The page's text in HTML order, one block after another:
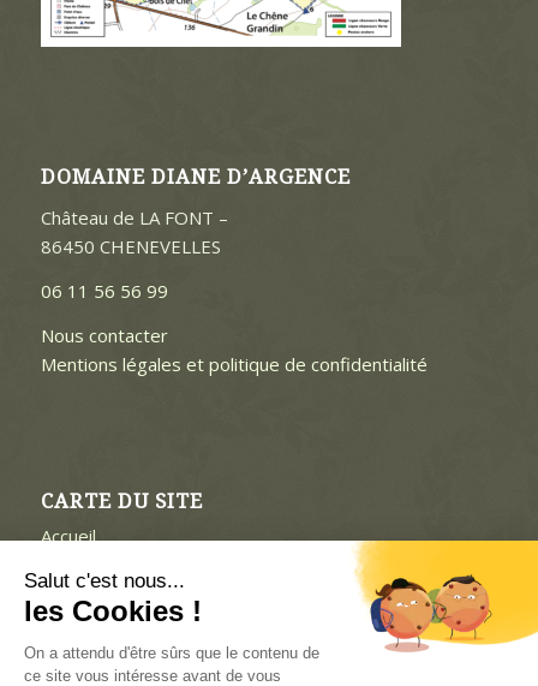
DOMAINE DIANE D’ARGENCE
Château de LA FONT –
86450 CHENEVELLES
06 11 56 56 99
Nous contacter
Mentions légales et politique de confidentialité
CARTE DU SITE
Accueil
Sécurité
Chasse individuelle, à l’approche ou à l’affut
Privatisation de notre domaine
Contact
Salut c'est nous...
les Cookies !
On a attendu d'être sûrs que le contenu de
ce site vous intéresse avant de vous